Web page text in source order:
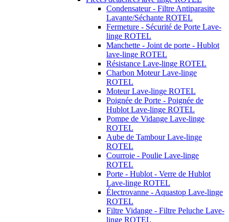
Condensateur - Filtre Antiparasite
Lavante/Séchante ROTEL
Fermeture - Sécurité de Porte Lave-
linge ROTEL
Manchette - Joint de porte - Hublot
lave-linge ROTEL
Résistance Lave-linge ROTEL
Charbon Moteur Lave-linge
ROTEL
Moteur Lave-linge ROTEL
Poignée de Porte - Poignée de
Hublot Lave-linge ROTEL
Pompe de Vidange Lave-linge
ROTEL
Aube de Tambour Lave-linge
ROTEL
Courroie - Poulie Lave-linge
ROTEL
Porte - Hublot - Verre de Hublot
Lave-linge ROTEL
Électrovanne - Aquastop Lave-linge
ROTEL
Filtre Vidange - Filtre Peluche Lave-
linge ROTEL